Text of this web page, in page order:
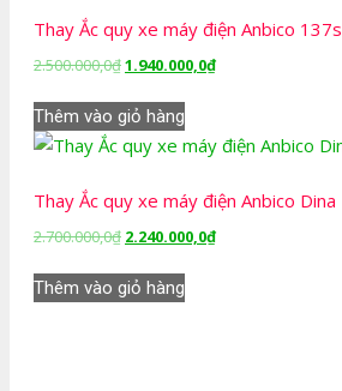
Thay Ắc quy xe máy điện Anbico 137s
2.500.000,0₫Giá
là:
2.500.000,0₫.
1.940.000,0₫Giá
là:
1.940.000,0₫.
Thêm vào giỏ hàng
Thay Ắc quy xe máy điện Anbico Dina
2.700.000,0₫ Giá
là:
2.700.000,0₫.
2.240.000,0₫Giá
Thêm vào giỏ hàng